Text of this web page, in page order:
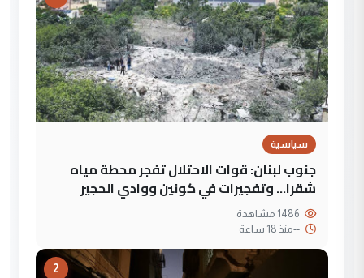
سياسية
جنوب لبنان: قوات الاحتلال تفجر محطة مياه
شقرا… وتفجيرات في كونين ووادي الحجير
--منذ 18 ساعة
2